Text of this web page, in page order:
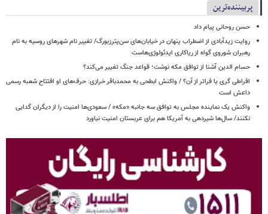
پربیننده‌ترین
حسن روحانی پیام داد
روایت زیدآبادی از اضطراب پنهان در خیابان‌های سن‌پترزبورگ/ تغییر نام شهرهای روسیه به نام
رهبران شوروی گواه از ریاکاری ایدئولوژی‌هاست
حسام الدین آشنا از توافق مکه نوشت؛ قواعد جنگ تغییر می‌کند؟
افراطی گری یا فراتر از آن؟ / واکنش ابطحی به محمدباقر خرازی: حرف‌های او افتتاح شعبه رسمی
داعش است
واکنش یک نماینده مجلس به توافق سه جانبه «مکه» / سعودی‌ها امنیت را از دیگران گدایی
نکنند/ سال‌ها شیردهی به آمریکا هم برای عربستان امنیت نیاورد